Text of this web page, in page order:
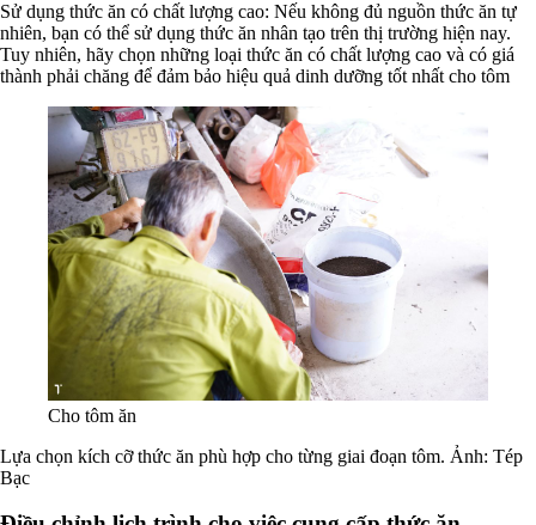
Sử dụng thức ăn có chất lượng cao: Nếu không đủ nguồn thức ăn tự
nhiên, bạn có thể sử dụng thức ăn nhân tạo trên thị trường hiện nay.
Tuy nhiên, hãy chọn những loại thức ăn có chất lượng cao và có giá
thành phải chăng để đảm bảo hiệu quả dinh dưỡng tốt nhất cho tôm
Cho tôm ăn
Lựa chọn kích cỡ thức ăn phù hợp cho từng giai đoạn tôm. Ảnh: Tép
Bạc